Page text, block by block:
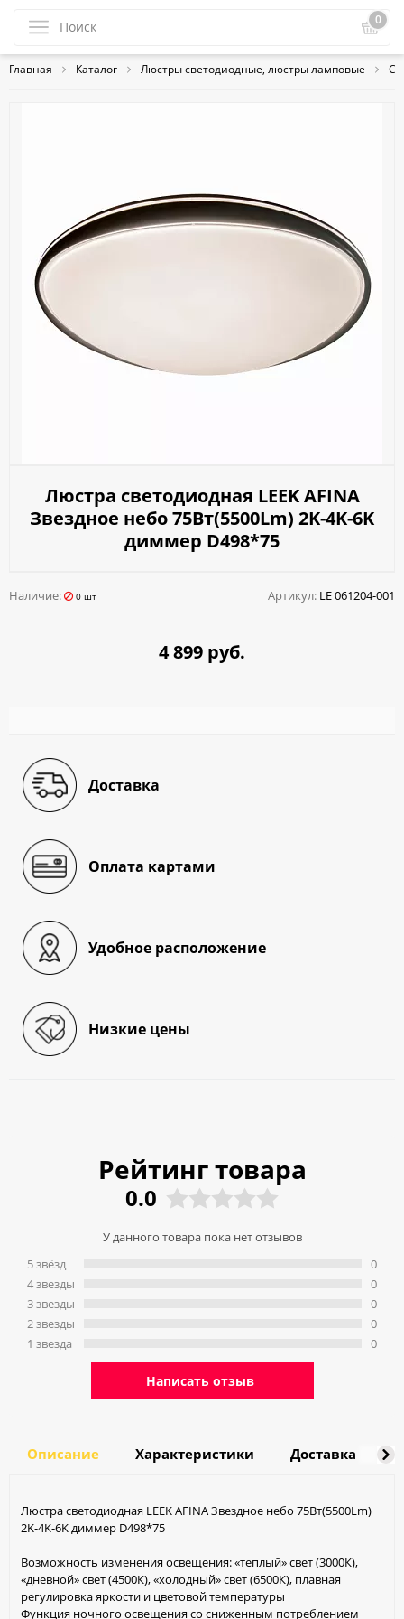
0
Главная Каталог Люстры светодиодные, люстры ламповые
Люстра светодиодная LEEK AFINA
Звездное небо 75Вт(5500Lm) 2K-4K-6K
диммер D498*75
Наличие: 0 шт Артикул: LE 061204-001
4 899 руб.
Доставка
Оплата картами
Удобное расположение
Низкие цены
Рейтинг товара
0.0
У данного товара пока нет отзывов
5 звёзд
4 звeзды
3 звeзды
2 звeзды
1 звeзда
0
0
0
0
0
Написать отзыв
Описание Характеристики Доставка
Люстра светодиодная LEEK AFINA Звездное небо 75Вт(5500Lm)
2K-4K-6K диммер D498*75
Возможность изменения освещения: «теплый» свет (3000К),
«дневной» свет (4500К), «холодный» свет (6500К), плавная
регулировка яркости и цветовой температуры
Функция ночного освещения со сниженным потреблением